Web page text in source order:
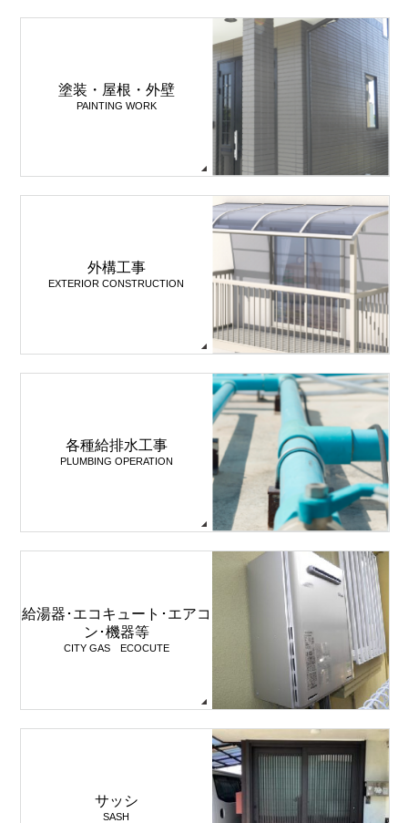
塗装・屋根・外壁
PAINTING WORK
外構工事
EXTERIOR CONSTRUCTION
各種給排水工事
PLUMBING OPERATION
給湯器･エコキュート･エアコ
ン･機器等
CITY GAS ECOCUTE
サッシ
SASH